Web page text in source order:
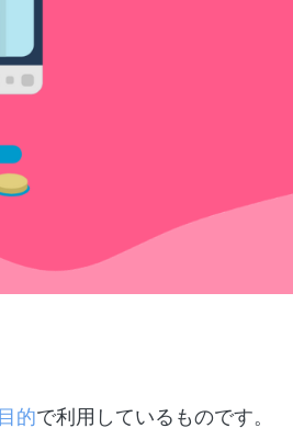
的で利用しているものです。